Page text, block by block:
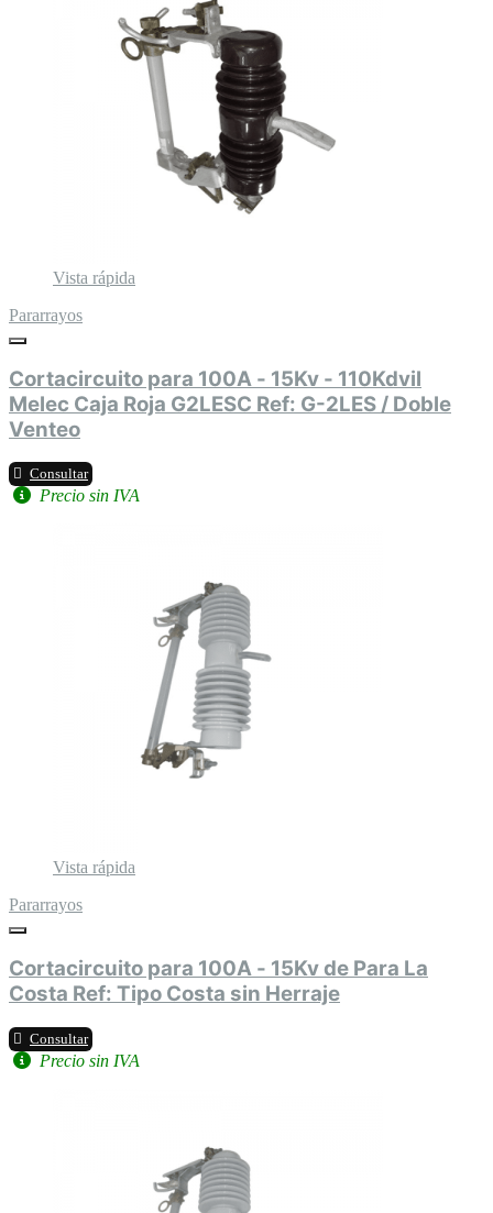
Vista rápida
Pararrayos
Cortacircuito para 100A - 15Kv - 110Kdvil
Melec Caja Roja G2LESC Ref: G-2LES / Doble
Venteo
Consultar
Precio sin IVA
Vista rápida
Pararrayos
Cortacircuito para 100A - 15Kv de Para La
Costa Ref: Tipo Costa sin Herraje
Consultar
Precio sin IVA